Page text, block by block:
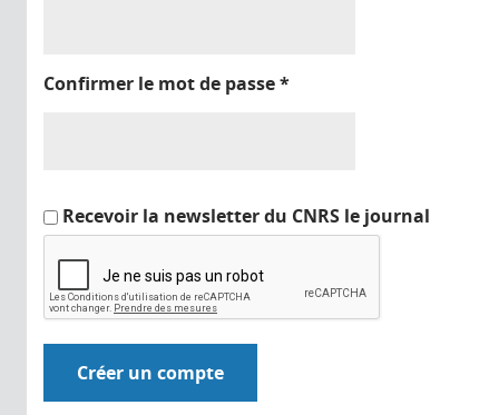
Confirmer le mot de passe*
Recevoir la newsletter du CNRS le journal